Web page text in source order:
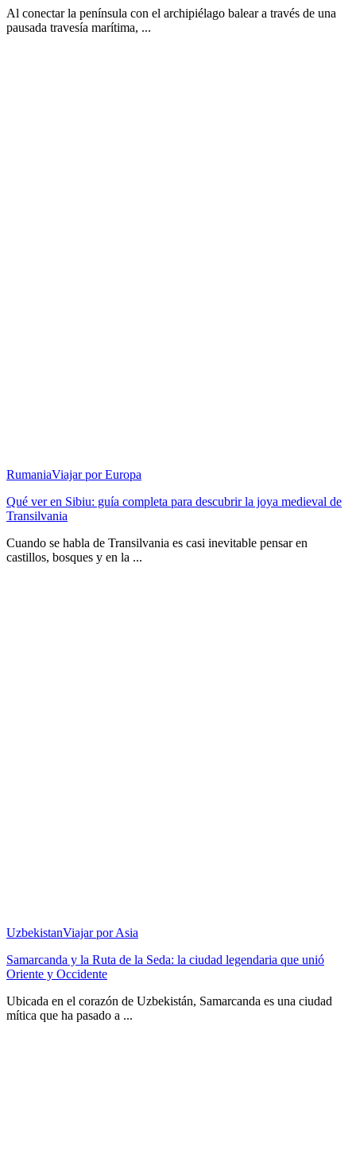
Al conectar la península con el archipiélago balear a través de una
pausada travesía marítima, ...
RumaniaViajar por Europa
Qué ver en Sibiu: guía completa para descubrir la joya medieval de
Transilvania
Cuando se habla de Transilvania es casi inevitable pensar en
castillos, bosques y en la ...
UzbekistanViajar por Asia
Samarcanda y la Ruta de la Seda: la ciudad legendaria que unió
Oriente y Occidente
Ubicada en el corazón de Uzbekistán, Samarcanda es una ciudad
mítica que ha pasado a ...